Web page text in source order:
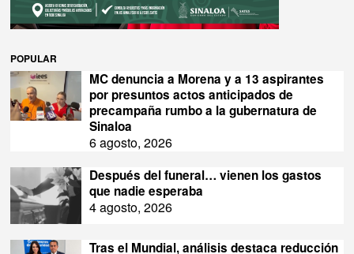
POPULAR
MC denuncia a Morena y a 13 aspirantes
por presuntos actos anticipados de
precampaña rumbo a la gubernatura de
Sinaloa
6 agosto, 2026
Después del funeral… vienen los gastos
que nadie esperaba
4 agosto, 2026
Tras el Mundial, análisis destaca reducción